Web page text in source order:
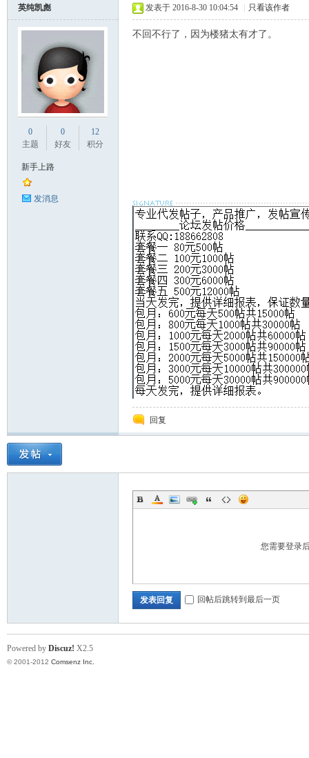
技
英纯凯彪
0
主题
0
好友
12
积分
新手上路
发消息
发表于 2016-8-30 10:04:54 只看该作者
不回不行了，因为楼猪太有才了。
回复
您需要登录
发表回复 回帖后跳转到最后一页
Powered by Discuz! X2.5
© 2001-2012 Comsenz Inc.